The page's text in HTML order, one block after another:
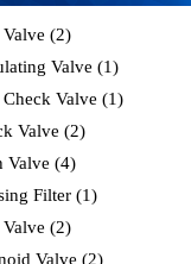
(2)
Valve (1)
Valve (1)
Valve (2)
Valve (4)
Filter (1)
(2)
Valve (2)